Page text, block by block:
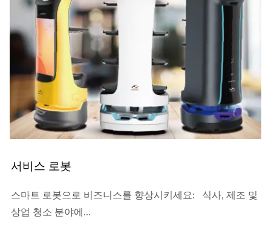
서비스 로봇
스마트 로봇으로 비즈니스를 향상시키세요: 식사, 제조 및
상업 청소 분야에...